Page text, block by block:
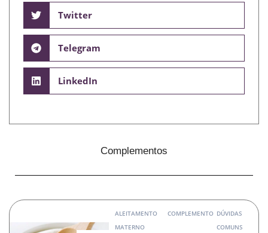
Twitter
Telegram
LinkedIn
Complementos
ALEITAMENTO
MATERNO
COMPLEMENTO DÚVIDAS
COMUNS